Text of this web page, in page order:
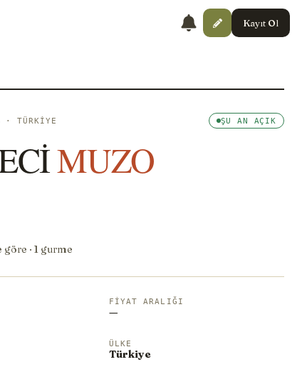
Kayıt Ol
· TÜRKIYE ŞU AN AÇIK
MUZO
· 1 gurme
FIYAT ARALIĞI
—
ÜLKE
Türkiye